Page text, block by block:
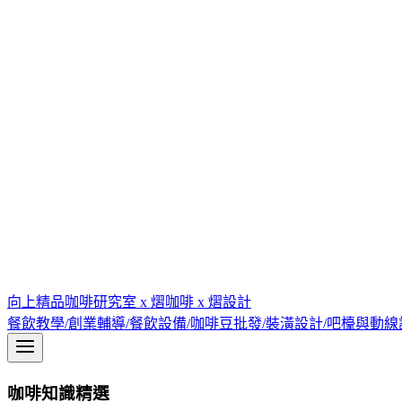
向上精品咖啡研究室 x 熠咖啡 x 熠設計
餐飲教學/創業輔導/餐飲設備/咖啡豆批發/裝潢設計/吧檯與動
咖啡知識精選